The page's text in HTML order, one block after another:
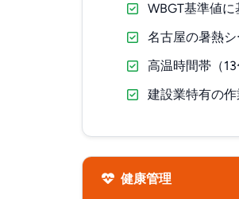
WBGT基準値
名古屋の暑熱
高温時間帯（
建設業特有の
健康管理